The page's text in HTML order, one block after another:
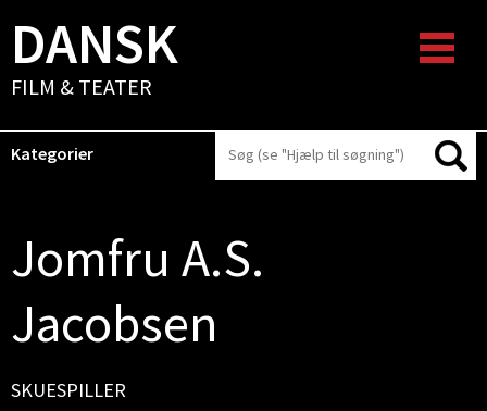
DANSK
FILM & TEATER
Kategorier
Jomfru A.S.
Jacobsen
SKUESPILLER